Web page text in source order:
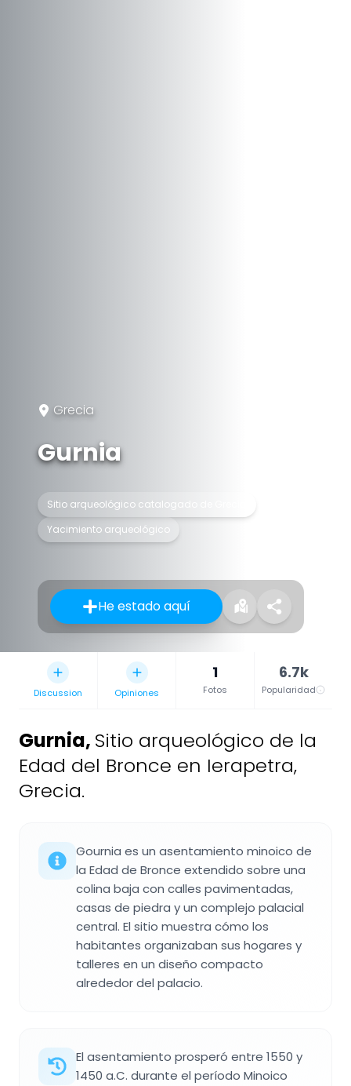
Grecia
Gurnia
Sitio arqueológico catalogado de Grecia
Yacimiento arqueológico
He estado aquí
Discussion Opiniones
1
Fotos
6.7k
Popularidad
Gurnia, Sitio arqueológico de la
Edad del Bronce en Ierapetra,
Grecia.
Gournia es un asentamiento minoico de
la Edad de Bronce extendido sobre una
colina baja con calles pavimentadas,
casas de piedra y un complejo palacial
central. El sitio muestra cómo los
habitantes organizaban sus hogares y
talleres en un diseño compacto
alrededor del palacio.
El asentamiento prosperó entre 1550 y
1450 a.C. durante el período Minoico